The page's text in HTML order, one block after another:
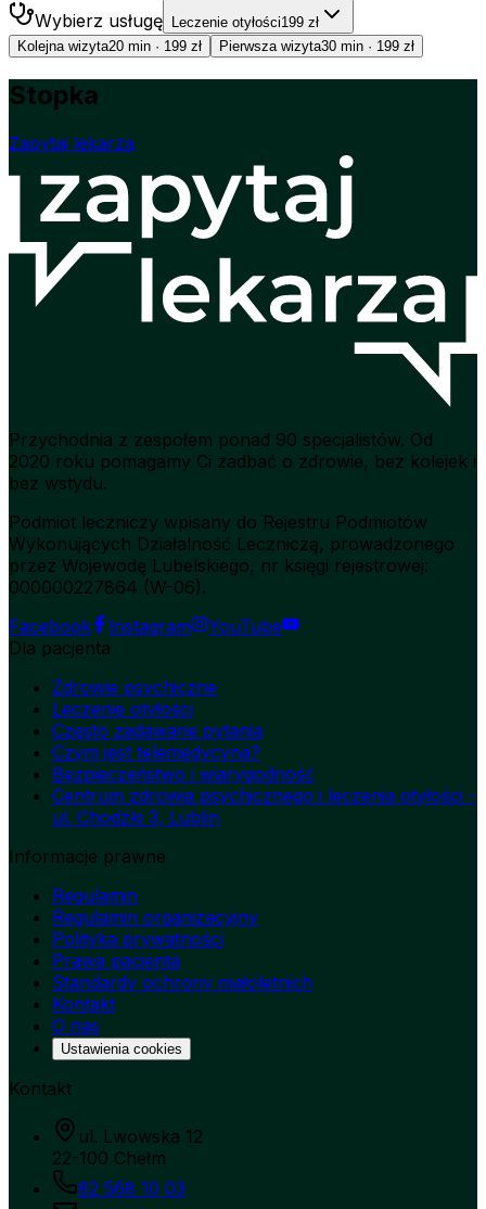
Wybierz usługę Leczenie otyłości199 zł
Kolejna wizyta20 min · 199 zł Pierwsza wizyta30 min · 199 zł
Stopka
Zapytaj lekarza
Przychodnia z zespołem ponad 90 specjalistów. Od
2020 roku pomagamy Ci zadbać o zdrowie, bez kolejek i
bez wstydu.
Podmiot leczniczy wpisany do Rejestru Podmiotów
Wykonujących Działalność Leczniczą, prowadzonego
przez Wojewodę Lubelskiego, nr księgi rejestrowej:
000000227864 (W-06).
Facebook
Instagram
YouTube
Dla pacjenta
Zdrowie psychiczne
Leczenie otyłości
Często zadawane pytania
Czym jest telemedycyna?
Bezpieczeństwo i wiarygodność
Centrum zdrowia psychicznego i leczenia otyłości -
ul. Chodźki 3, Lublin
Informacje prawne
Regulamin
Regulamin organizacyjny
Polityka prywatności
Prawa pacjenta
Standardy ochrony małoletnich
Kontakt
O nas
Ustawienia cookies
Kontakt
ul. Lwowska 12
22-100 Chełm
82 568 10 03